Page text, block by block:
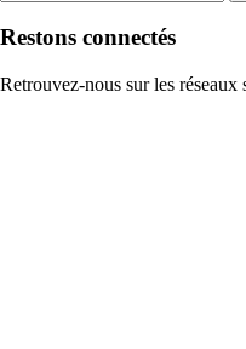
Restons connectés
Retrouvez-nous sur les réseaux